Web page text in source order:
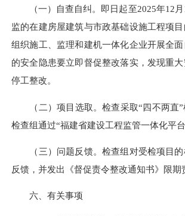
（一）自查自纠。即日起至2025年12月
监的在建房屋建筑与市政基础设施工程项
组织施工、监理和建机一体化企业开展全面
的安全隐患要立即督促整改落实，发现重
停工整改。
（二）项目选取。检查采取“四不两直”
检查组通过“福建省建设工程监管一体化平台
（三）问题反馈。检查组对受检项目的
反馈，并发出《督促责令整改通知书》限期
六、有关事项